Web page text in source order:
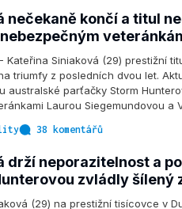
nečekaně končí a titul
Kateřina Siniaková (29) prestižní
triumfy z posledních dvou let.
australské parťačky Storm
Laurou Siegemundovou a
38 komentářů
drží neporazitelnost a
zvládly šílený
(29) na prestižní tisícovce v